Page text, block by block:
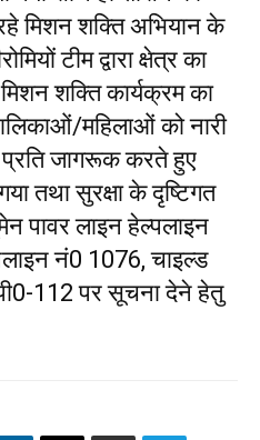
मिशन शक्ति अभियान के
टीम द्वारा क्षेत्र का
शक्ति कार्यक्रम का
महिलाओं को नारी
जागरूक करते हुए
तथा सुरक्षा के दृष्टिगत
पावर लाइन हेल्पलाइन
नं0 1076, चाइल्ड
112 पर सूचना देने हेतु